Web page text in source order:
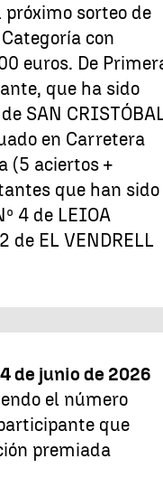
próximo sorteo de
con
euros. De
que ha sido
SAN
en Carretera
(5 aciertos +
que han sido
4 de LEIOA
de EL VENDRELL
de junio de 2026
el número
que
premiada